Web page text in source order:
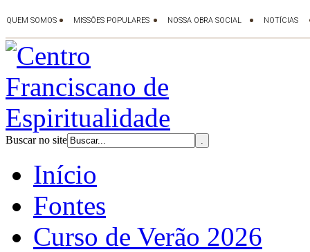
Buscar no site
Início
Fontes
Curso de Verão 2026